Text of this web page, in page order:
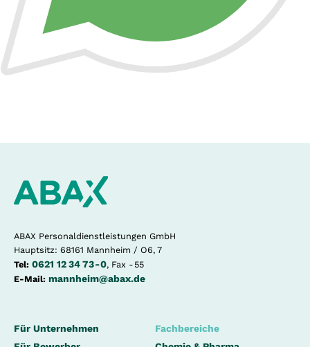
ABAX Personaldienstleistungen GmbH
Hauptsitz: 68161 Mannheim / O6, 7
Tel: 0621 12 34 73 - 0, Fax - 55
E-Mail: mannheim@abax.de
Für Unternehmen
Fachbereiche